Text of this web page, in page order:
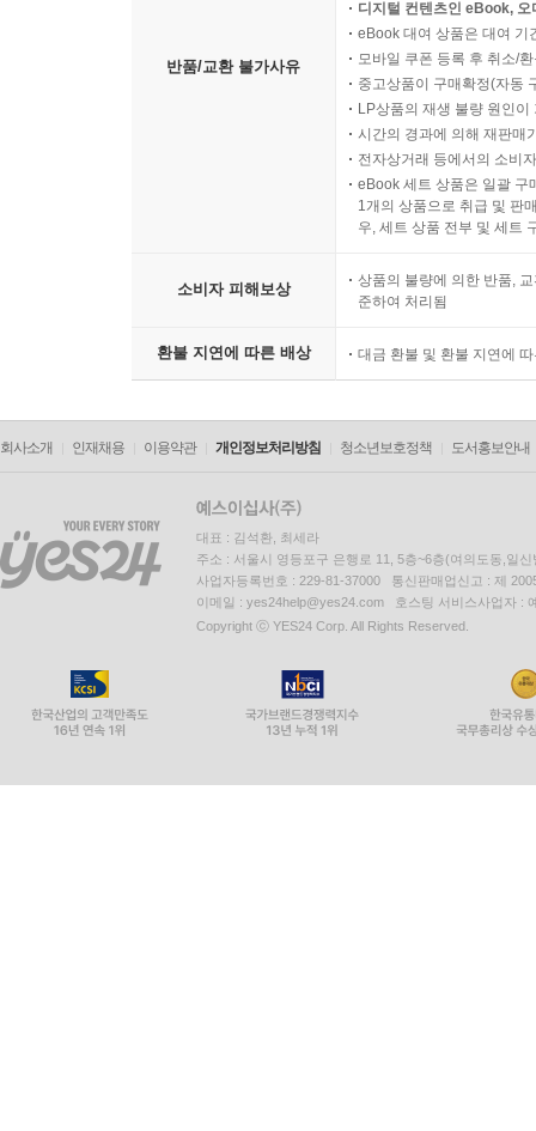
반품/교환 불가사유
디지털 컨텐츠인 eBook,
eBook 대여 상품은 대여 기
모바일 쿠폰 등록 후 취소/
중고상품이 구매확정(자동
LP상품의 재생 불량 원인
시간의 경과에 의해 재판매
전자상거래 등에서의 소비
eBook 세트 상품은 일괄 구
1개의 상품으로 취급 및 판
우, 세트 상품 전부 및 세트
소비자 피해보상
상품의 불량에 의한 반품,
준하여 처리됨
환불 지연에 따른 배상 대금 환불 및 환불 지연에
회사소개 인재채용 이용약관 개인정보처리방침 청소년보호정책 도서홍보안내
대표 : 김석환, 최세라
주소 : 서울시 영등포구 은행로 11, 5층~6층(여의도동,일신
사업자등록번호 : 229-81-37000 통신판매업신고 : 제
이메일 : yes24help@yes24.com 호스팅 서비스사업자 :
Copyright ⓒ YES24 Corp. All Rights Reserved.